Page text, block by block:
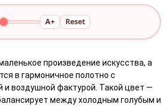
A+ Reset
произведение искусства, а
в гармоничное полотно с
и воздушной фактурой. Такой цвет —
между холодным голубым и